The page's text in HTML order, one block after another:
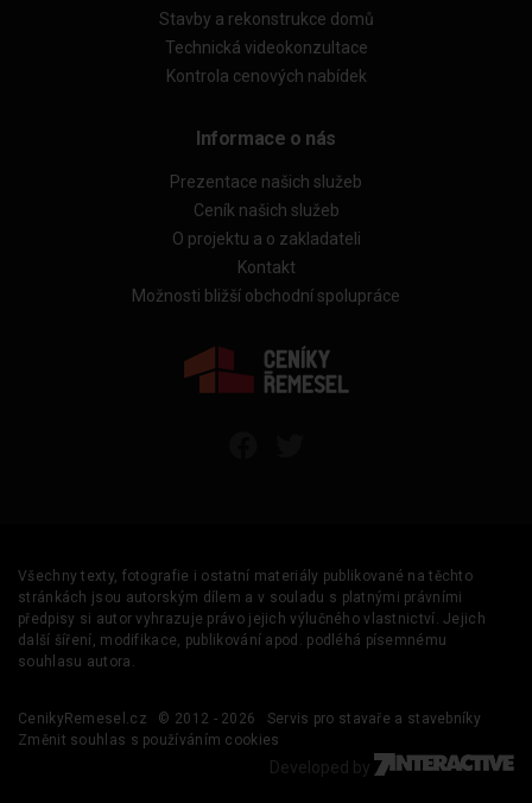
Stavby a rekonstrukce domů
Technická videokonzultace
Kontrola cenových nabídek
Informace o nás
Prezentace našich služeb
Ceník našich služeb
O projektu a o zakladateli
Kontakt
Možnosti bližší obchodní spolupráce
Všechny texty, fotografie i ostatní materiály publikované na těchto
stránkách jsou autorským dílem a v souladu s platnými právními
předpisy si autor vyhrazuje právo jejich výlučného vlastnictví. Jejich
další šíření, modifikace, publikování apod. podléhá písemnému
souhlasu autora.
CenikyRemesel.cz © 2012 - 2026
Servis pro stavaře a stavebníky
Změnit souhlas s používáním cookies
Developed by